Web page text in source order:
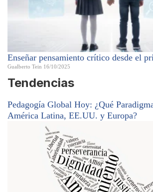
Enseñar pensamiento crítico desde el
Gualberto Tein 16/10/2025
Tendencias
Pedagogía Global Hoy: ¿Qué
América Latina, EE.UU. y Europa?